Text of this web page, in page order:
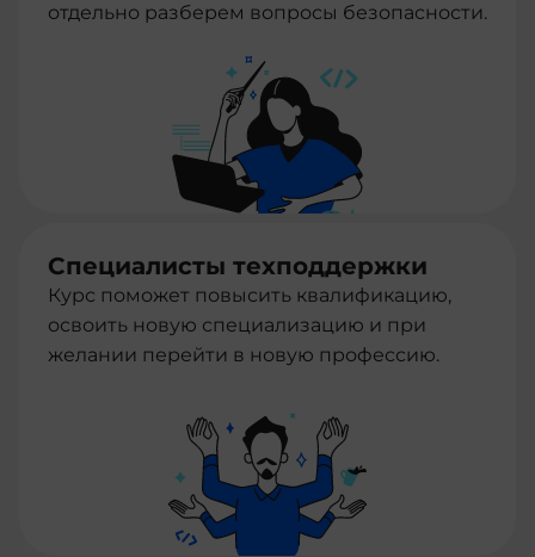
отдельно разберем вопросы безопасности.
Специалисты техподдержки
Курс поможет повысить квалификацию,
освоить новую специализацию и при
желании перейти в новую профессию.